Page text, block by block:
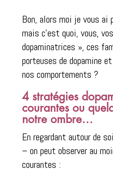
Bon, alors moi je vous ai
mais c’est quoi, vous,
dopaminatrices », ces
porteuses de dopamine
nos comportements ?
4 stratégies
courantes ou
notre ombre…
En regardant autour de
– on peut observer au
courantes :